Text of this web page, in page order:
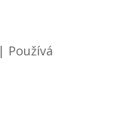
| Používá